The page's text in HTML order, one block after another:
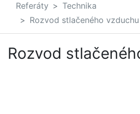
Referáty
Technika
Rozvod stlačeného vzduchu
Rozvod